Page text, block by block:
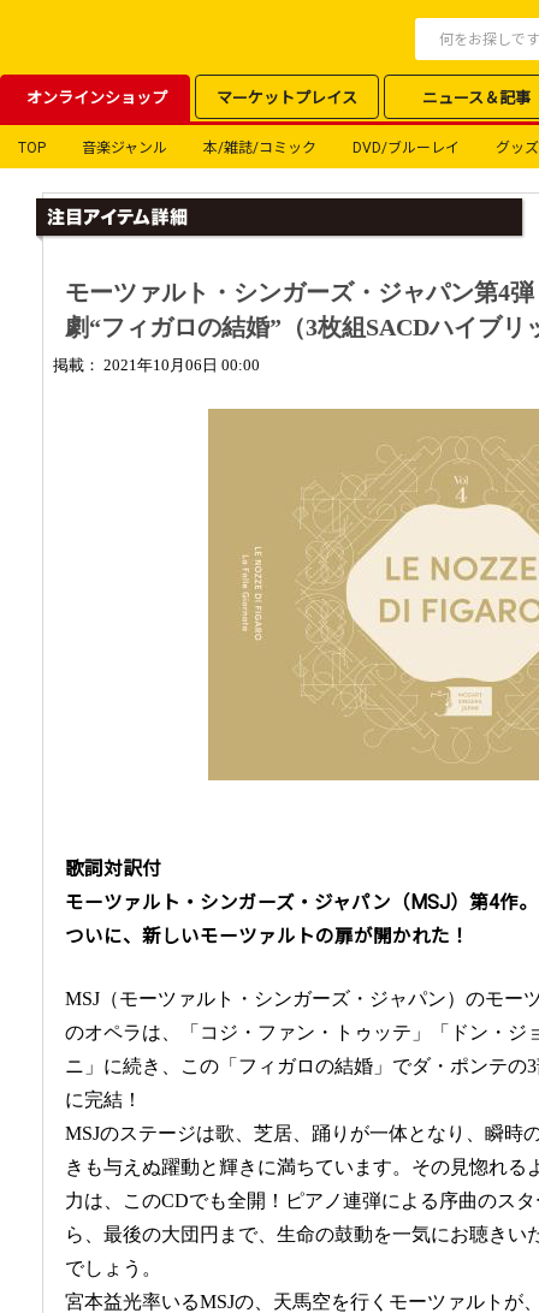
オンラインショップ マーケットプレイス ニュース＆記事
TOP 音楽ジャンル 本/雑誌/コミック DVD/ブルーレイ グッズ
モーツァルト・シンガーズ・ジャパン第4
劇“フィガロの結婚”（3枚組SACDハイブリ
掲載： 2021年10月06日 00:00
歌詞対訳付
モーツァルト・シンガーズ・ジャパン（MSJ）第4作。
ついに、新しいモーツァルトの扉が開かれた！
MSJ（モーツァルト・シンガーズ・ジャパン）のモー
のオペラは、「コジ・ファン・トゥッテ」「ドン・ジ
ニ」に続き、この「フィガロの結婚」でダ・ポンテの
に完結！
MSJのステージは歌、芝居、踊りが一体となり、瞬時
きも与えぬ躍動と輝きに満ちています。その見惚れる
力は、このCDでも全開！ピアノ連弾による序曲のス
ら、最後の大団円まで、生命の鼓動を一気にお聴きい
でしょう。
宮本益光率いるMSJの、天馬空を行くモーツァルトが